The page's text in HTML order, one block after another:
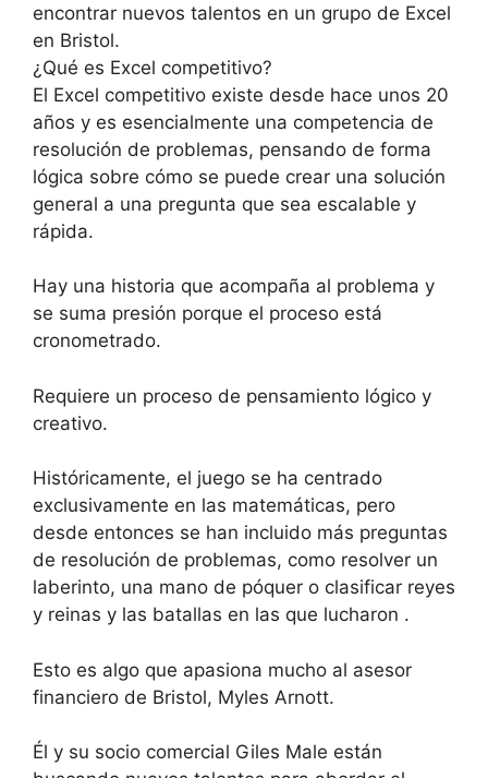
encontrar nuevos talentos en un grupo de Excel
en Bristol.
¿Qué es Excel competitivo?
El Excel competitivo existe desde hace unos 20
años y es esencialmente una competencia de
resolución de problemas, pensando de forma
lógica sobre cómo se puede crear una solución
general a una pregunta que sea escalable y
rápida.
Hay una historia que acompaña al problema y
se suma presión porque el proceso está
cronometrado.
Requiere un proceso de pensamiento lógico y
creativo.
Históricamente, el juego se ha centrado
exclusivamente en las matemáticas, pero
desde entonces se han incluido más preguntas
de resolución de problemas, como resolver un
laberinto, una mano de póquer o clasificar reyes
y reinas y las batallas en las que lucharon .
Esto es algo que apasiona mucho al asesor
financiero de Bristol, Myles Arnott.
Él y su socio comercial Giles Male están